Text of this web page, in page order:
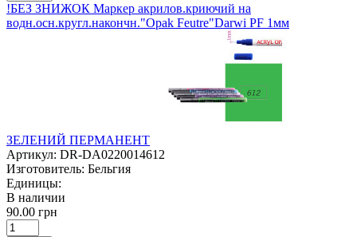
!БЕЗ ЗНИЖОК Маркер акрилов.криючий на
водн.осн.кругл.накончн."Opak Feutre"Darwi PF 1мм
ЗЕЛЕНИЙ ПЕРМАНЕНТ
Артикул: DR-DA0220014612
Изготовитель: Бельгия
Единицы:
В наличии
90.00 грн